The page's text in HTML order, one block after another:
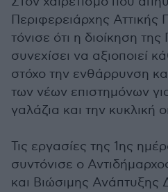
Περιφερειάρχης Αττικής
τόνισε ότι η διοίκηση
συνεχίσει να αξιοποιεί
στόχο την ενθάρρυνση
των νέων επιστημόνων
γαλάζια και την κυκλική
Τις εργασίες της 1ης
συντόνισε ο
και Βιώσιμης